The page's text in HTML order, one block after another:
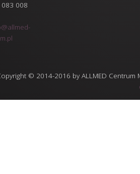
083 008
© 2014-2016 by ALLMED